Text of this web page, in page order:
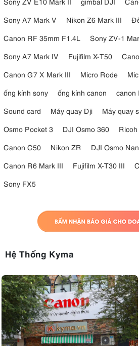
Sony A7 Mark V
Nikon Z6 Mark III
Canon RF 35mm F1.4L
Sony ZV-1
Sony A7 Mark IV
Fujifilm X-T50
Canon G7 X Mark III
Micro Rode
ống kính sony
ống kính canon
canon
Sound card
Máy quay Dji Máy quay
Osmo Pocket 3
DJI Osmo 360
Canon C50
Nikon ZR DJI Osmo
Canon R6 Mark III
Fujifilm X-T30 III
Sony FX5
Hệ Thống Kyma